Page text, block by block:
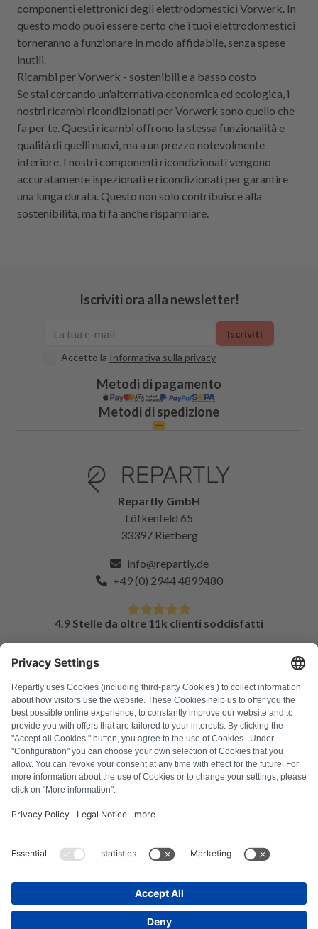
componenti elettronici degli elettrodomestici Vorwerk. In
questo modo puoi essere certo che i tuoi elettrodomestici
torneranno a funzionare in modo affidabile, senza spese
inutili.
Ricambi per Vorwerk - sostenibili e a basso costo
Se stai cercando un'alternativa economica ed ecologica, i
nostri ricambi ricondizionati per Vorwerk sono quello che
fa per te. Questi ricambi offrono la stessa funzionalità e
qualità di quelli nuovi, ma a un prezzo notevolmente
inferiore. I nostri componenti ricondizionati vengono
accuratamente ispezionati e ricondizionati per garantire
una lunga durata. Questo non solo contribuisce alla
sostenibilità, ma ti fa anche risparmiare.
Iscriviti ora alla newsletter!
Accetto la Informativa sulla privacy
Iscriviti
Metodi di pagamento
Metodi di spedizione
Repartly GmbH
Löfkenfeld 65
33397 Rietberg
info@repartly.de
+49 (0) 2944 4899480
4.9 Stelle da oltre 11k clienti soddisfatti
DOMANDE FREQUENTI
Tutti i codici di errore
Chi siamo
Stampa
Informativa sui cookie
Recesso dal contratto